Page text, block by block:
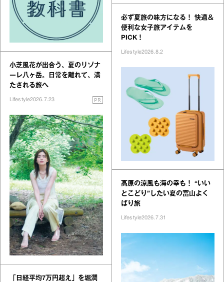
小芝風花が出合う、夏のリゾナ
ーレ八ヶ岳。日常を離れて、満
たされる旅へ
Lifestyle2026.7.23 PR
「日経平均7万円超え」を堀潤
必ず夏旅の味方になる！ 快適＆
便利な女子旅アイテムを
PICK！
Lifestyle2026.8.2
高原の涼風も海の幸も！ “いい
とこどり”したい夏の富山よく
ばり旅
Lifestyle2026.7.31